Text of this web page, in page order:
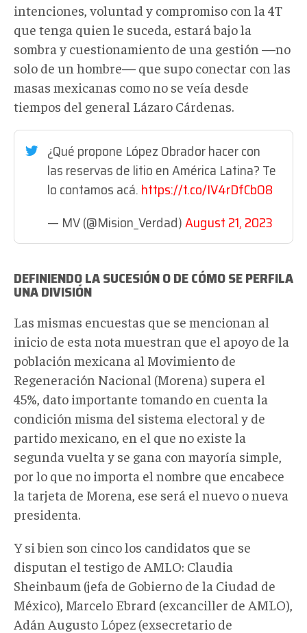
intenciones, voluntad y compromiso con la 4T
que tenga quien le suceda, estará bajo la
sombra y cuestionamiento de una gestión —no
solo de un hombre— que supo conectar con las
masas mexicanas como no se veía desde
tiempos del general Lázaro Cárdenas.
¿Qué propone López Obrador hacer con
las reservas de litio en América Latina? Te
lo contamos acá.https://t.co/IV4rDfCbO8
— MV (@Mision_Verdad)August 21, 2023
DEFINIENDO LA SUCESIÓN O DE CÓMO SE PERFILA
UNA DIVISIÓN
Las mismas encuestas que se mencionan al
inicio de esta nota muestran que el apoyo de la
población mexicana al Movimiento de
Regeneración Nacional (Morena) supera el
45%, dato importante tomando en cuenta la
condición misma del sistema electoral y de
partido mexicano, en el que no existe la
segunda vuelta y se gana con mayoría simple,
por lo que no importa el nombre que encabece
la tarjeta de Morena, ese será el nuevo o nueva
presidenta.
Y si bien son cinco los candidatos que se
disputan el testigo de AMLO: Claudia
Sheinbaum (jefa de Gobierno de la Ciudad de
México), Marcelo Ebrard (excanciller de AMLO),
Adán Augusto López (exsecretario de